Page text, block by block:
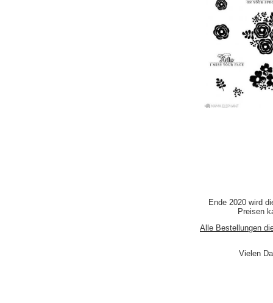
Ende 2020 wird
Preisen
Alle Bestellungen
Vielen